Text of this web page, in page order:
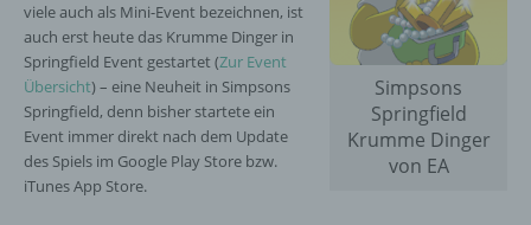
Simpsons
Springfield
Krumme Dinger
von EA
viele auch als Mini-Event bezeichnen, ist
auch erst heute das Krumme Dinger in
Springfield Event gestartet (Zur Event
Übersicht) – eine Neuheit in Simpsons
Springfield, denn bisher startete ein
Event immer direkt nach dem Update
des Spiels im Google Play Store bzw.
iTunes App Store.